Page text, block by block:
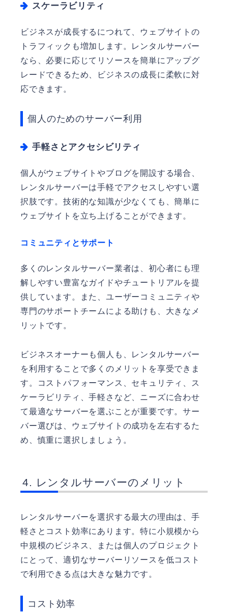
スケーラビリティ
ビジネスが成長するにつれて、ウェブサイトの
トラフィックも増加します。レンタルサーバー
なら、必要に応じてリソースを簡単にアップグ
レードできるため、ビジネスの成長に柔軟に対
応できます。
個人のためのサーバー利用
手軽さとアクセシビリティ
個人がウェブサイトやブログを開設する場合、
レンタルサーバーは手軽でアクセスしやすい選
択肢です。技術的な知識が少なくても、簡単に
ウェブサイトを立ち上げることができます。
コミュニティとサポート
多くのレンタルサーバー業者は、初心者にも理
解しやすい豊富なガイドやチュートリアルを提
供しています。また、ユーザーコミュニティや
専門のサポートチームによる助けも、大きなメ
リットです。
ビジネスオーナーも個人も、レンタルサーバー
を利用することで多くのメリットを享受できま
す。コストパフォーマンス、セキュリティ、ス
ケーラビリティ、手軽さなど、ニーズに合わせ
て最適なサーバーを選ぶことが重要です。サー
バー選びは、ウェブサイトの成功を左右するた
め、慎重に選択しましょう。
レンタルサーバーのメリット
レンタルサーバーを選択する最大の理由は、手
軽さとコスト効率にあります。特に小規模から
中規模のビジネス、または個人のプロジェクト
にとって、適切なサーバーリソースを低コスト
で利用できる点は大きな魅力です。
コスト効率